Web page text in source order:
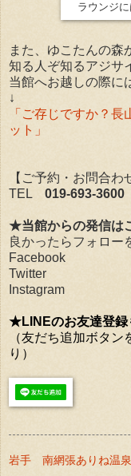
ラウンジ
また、ゆこたんの森
知る人ぞ知るアジサ
当館へお越しの際に
↓
「ご存じですか？
ット」
【ご予約・お問合わ
TEL 019-693-3600
★当館からの発信は
良かったらフォロー
Facebook
Twitter
Instagram
★LINEのお友達登録
（友だち追加ボタ
り）
岩手 南網張ありね温